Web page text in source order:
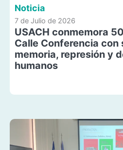
Noticia
7 de Julio de 2026
USACH conmemora
Calle Conferencia con
memoria, represión y
humanos